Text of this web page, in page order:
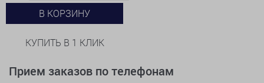
В КОРЗИНУ
КУПИТЬ В 1 КЛИК
Прием заказов по телефонам